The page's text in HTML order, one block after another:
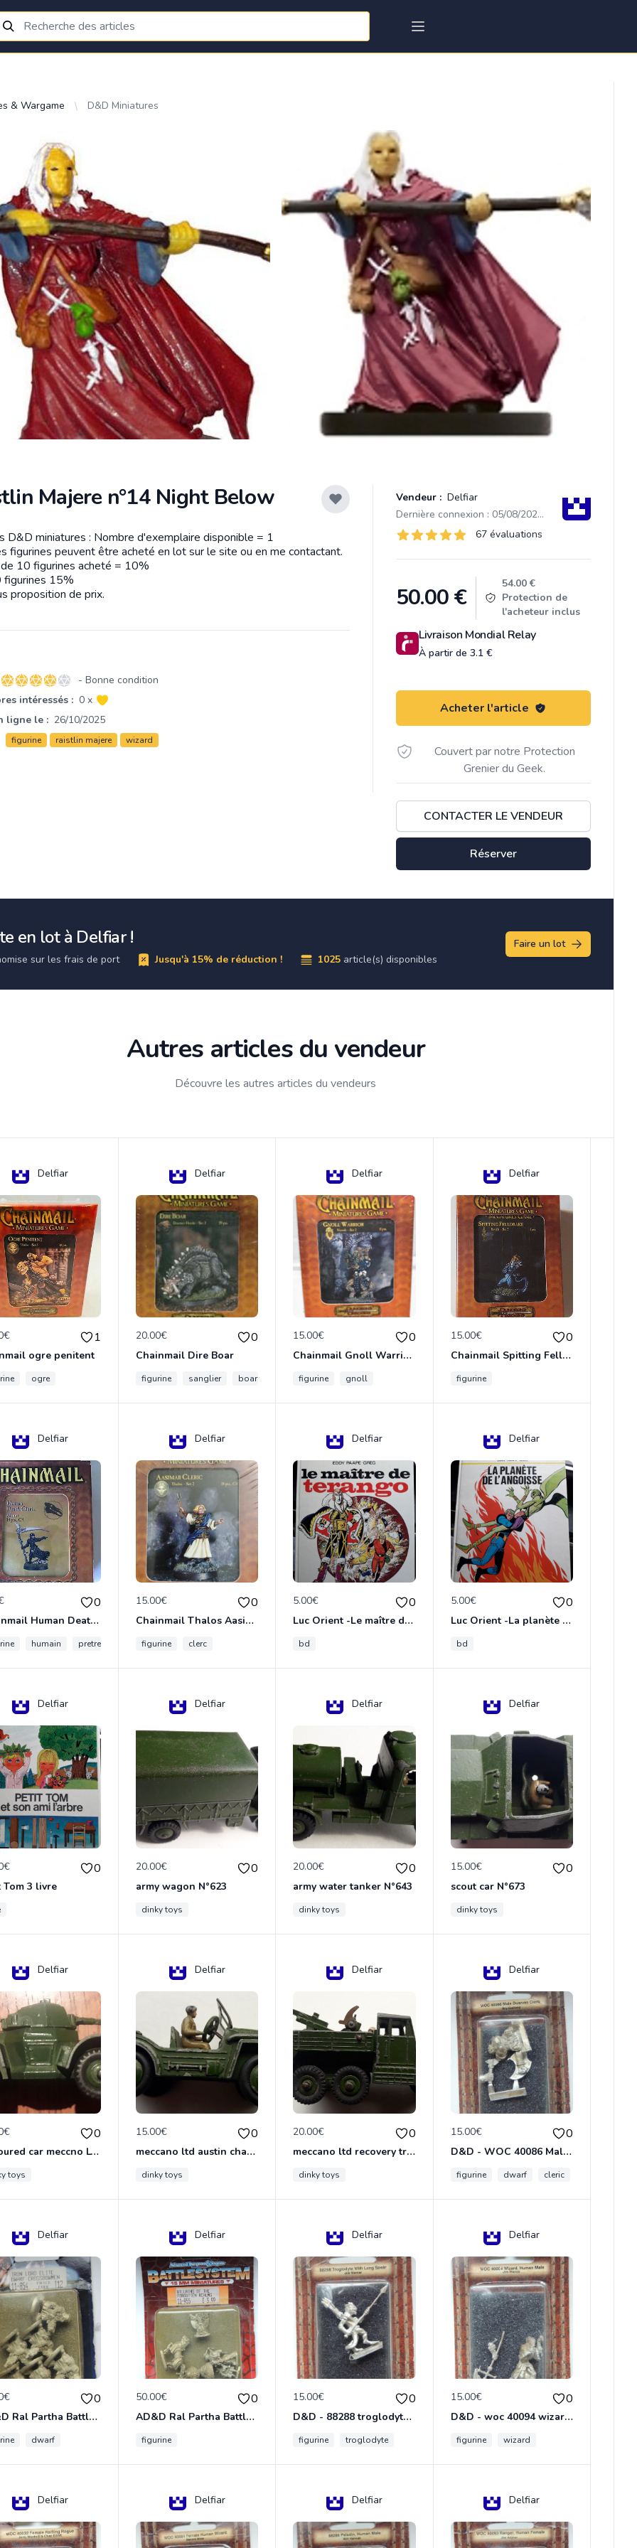
& Wargame D&D Miniatures
Majere n°14 Night Below Vendeur : Delfiar
Dernière connexion : 05/08/2026 10:03
Évaluations
67 sur 5 étoiles 67 évaluations
50.00€
54.00 €
Protection de
l'acheteur inclus
Livraison Mondial Relay
À partir de 3.1 €
Acheter l'article
Couvert par notre Protection
Grenier du Geek.
CONTACTER LE VENDEUR
Réserver
D&D miniatures : Nombre d'exemplaire disponible = 1
figurines peuvent être acheté en lot sur le site ou en me contactant.
10 figurines acheté = 10%
figurines 15%
proposition de prix.
4 sur 5 étoiles
- Bonne condition
intéressés : 0 x
ligne le : 26/10/2025
figurine raistlin majere wizard
en lot à Delfiar !
sur les frais de port Jusqu'à 15% de réduction ! 1025 article(s) disponibles
Faire un lot
Autres articles du vendeur
Découvre les autres articles du vendeurs
Delfiar
1
ogre penitent
ogre
Delfiar
20.00€ 0
Chainmail Dire Boar
figurine sanglier boar
Delfiar
15.00€ 0
Chainmail Gnoll Warrior Dungeons & Dragons
figurine gnoll
Delfiar
15.00€ 0
Chainmail Spitting Felldrake
figurine
Delfiar
0
Chainmail Human Death Cleric
humain pretre
Delfiar
15.00€ 0
Chainmail Thalos Aasimar Cleric
figurine clerc
Delfiar
5.00€ 0
Luc Orient -Le maître de terango
bd
Delfiar
5.00€ 0
Luc Orient -La planète de l'angoisse
bd
Delfiar
0
Tom 3 livre
Delfiar
20.00€ 0
army wagon N°623
dinky toys
Delfiar
20.00€ 0
army water tanker N°643
dinky toys
Delfiar
15.00€ 0
scout car N°673
dinky toys
Delfiar
0
armoured car meccno LTD N°670
toys
Delfiar
15.00€ 0
meccano ltd austin champ N°674
dinky toys
Delfiar
20.00€ 0
meccano ltd recovery tractor N°661
dinky toys
Delfiar
15.00€ 0
D&D - WOC 40086 Male Dwarven Cleric Miniature - Donjons Dragons
figurine dwarf cleric
Delfiar
0
AD&D Ral Partha Battlesystem Miniatures Pack Iron Lord Dwarf Crossbowmen 11-854
dwarf
Delfiar
50.00€ 0
AD&D Ral Partha Battlesystem Villains/Forgotten Realms 11-955 Miniatures
figurine
Delfiar
15.00€ 0
D&D - 88288 troglodyte with long Miniature - Donjons Dragons
figurine troglodyte
Delfiar
15.00€ 0
D&D - woc 40094 wizard human male Miniature - Donjons Dragons
figurine wizard
Delfiar Delfiar Delfiar Delfiar